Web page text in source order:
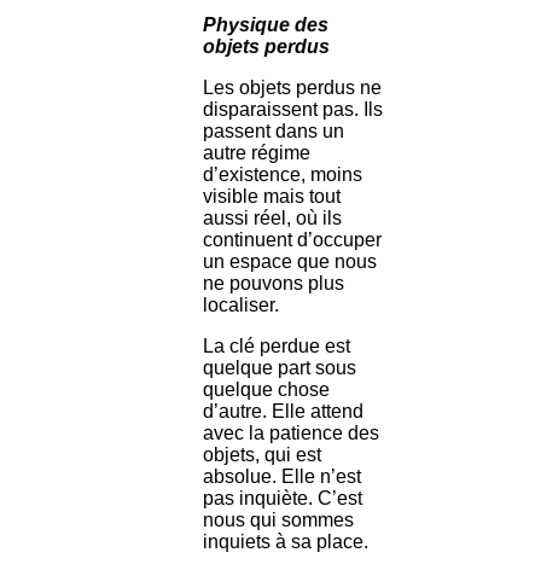
Physique des
objets perdus
Les objets perdus ne
disparaissent pas. Ils
passent dans un
autre régime
d’existence, moins
visible mais tout
aussi réel, où ils
continuent d’occuper
un espace que nous
ne pouvons plus
localiser.
La clé perdue est
quelque part sous
quelque chose
d’autre. Elle attend
avec la patience des
objets, qui est
absolue. Elle n’est
pas inquiète. C’est
nous qui sommes
inquiets à sa place.